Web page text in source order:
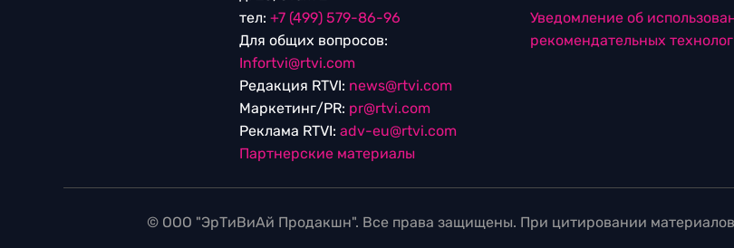
тел: +7 (499) 579-86-96
Для общих вопросов:
Infortvi@rtvi.com
Редакция RTVI: news@rtvi.com
Маркетинг/PR: pr@rtvi.com
Реклама RTVI: adv-eu@rtvi.com
Партнерские материалы
Уведомление об
рекомендательных
© ООО "ЭрТиВиАй Продакшн". Все права защищены. При цитировании материалов